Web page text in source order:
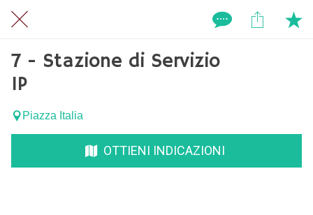
7 - Stazione di Servizio
IP
Piazza Italia
OTTIENI INDICAZIONI